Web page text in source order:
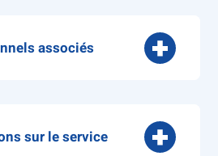
Florence
associés
THIVENEZ
: Mme Virginie ROUSSELLE
sur le service